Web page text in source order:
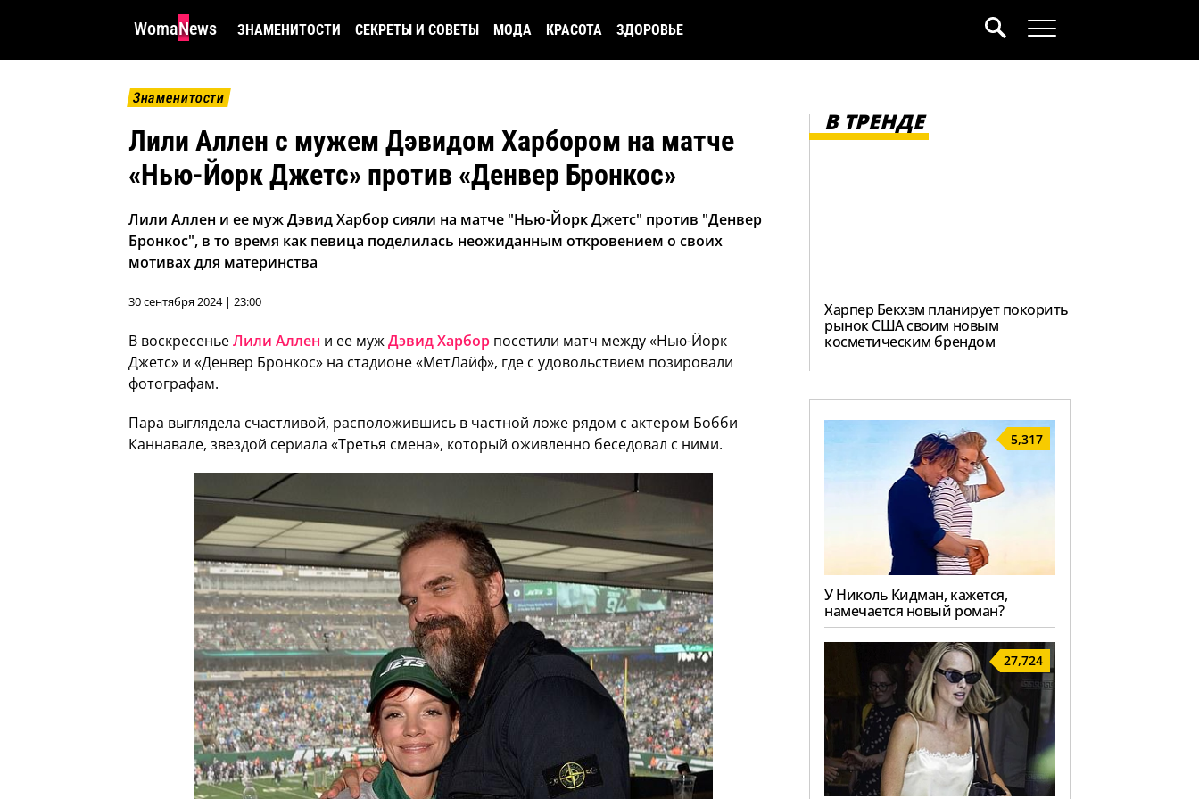
WomaNews ЗНАМЕНИТОСТИ СЕКРЕТЫ И СОВЕТЫ МОДА КРАСОТА ЗДОРОВЬЕ
Знаменитости
Лили Аллен с мужем Дэвидом Харбором на матче
«Нью-Йорк Джетс» против «Денвер Бронкос»
Лили Аллен и ее муж Дэвид Харбор сияли на матче "Нью-Йорк Джетс" против "Денвер
Бронкос", в то время как певица поделилась неожиданным откровением о своих
мотивах для материнства
30 сентября 2024 | 23:00
В воскресеньеЛили Аллен и ее мужДэвид Харбор посетили матч между «Нью-Йорк
Джетс» и «Денвер Бронкос» на стадионе «МетЛайф», где с удовольствием позировали
фотографам.
Пара выглядела счастливой, расположившись в частной ложе рядом с актером Бобби
Каннавале, звездой сериала «Третья смена», который оживленно беседовал с ними.
В ТРЕНДЕ
Харпер Бекхэм планирует покорить
рынок США своим новым
косметическим брендом
5,317
У Николь Кидман, кажется,
намечается новый роман?
27,724